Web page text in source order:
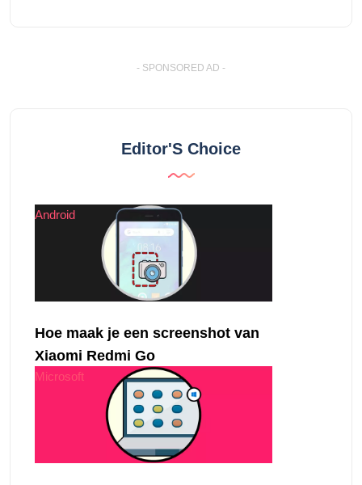
- SPONSORED AD -
Editor'S Choice
Android
Hoe maak je een screenshot van
Xiaomi Redmi Go
Microsoft